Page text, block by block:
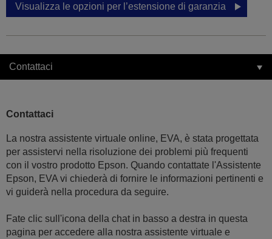
Visualizza le opzioni per l’estensione di garanzia
Contattaci
Contattaci
La nostra assistente virtuale online, EVA, è stata progettata
per assistervi nella risoluzione dei problemi più frequenti
con il vostro prodotto Epson. Quando contattate l'Assistente
Epson, EVA vi chiederà di fornire le informazioni pertinenti e
vi guiderà nella procedura da seguire.
Fate clic sull'icona della chat in basso a destra in questa
pagina per accedere alla nostra assistente virtuale e